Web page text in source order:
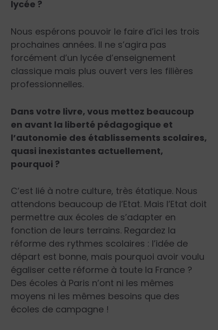
lycée ?
Nous espérons pouvoir le faire d’ici les trois
prochaines années. Il ne s’agira pas
forcément d’un lycée d’enseignement
classique mais plus ouvert vers les filières
professionnelles.
Dans votre livre, vous mettez beaucoup
en avant la liberté pédagogique et
l’autonomie des établissements scolaires,
quasi inexistantes actuellement,
pourquoi ?
C’est lié à notre culture, très étatique. Nous
attendons beaucoup de l’Etat. Mais l’Etat doit
permettre aux écoles de s’adapter en
fonction de leurs terrains. Regardez la
réforme des rythmes scolaires : l’idée de
départ est bonne, mais pourquoi avoir voulu
égaliser cette réforme à toute la France ?
Des écoles à Paris n’ont ni les mêmes
moyens ni les mêmes besoins que des
écoles de campagne !